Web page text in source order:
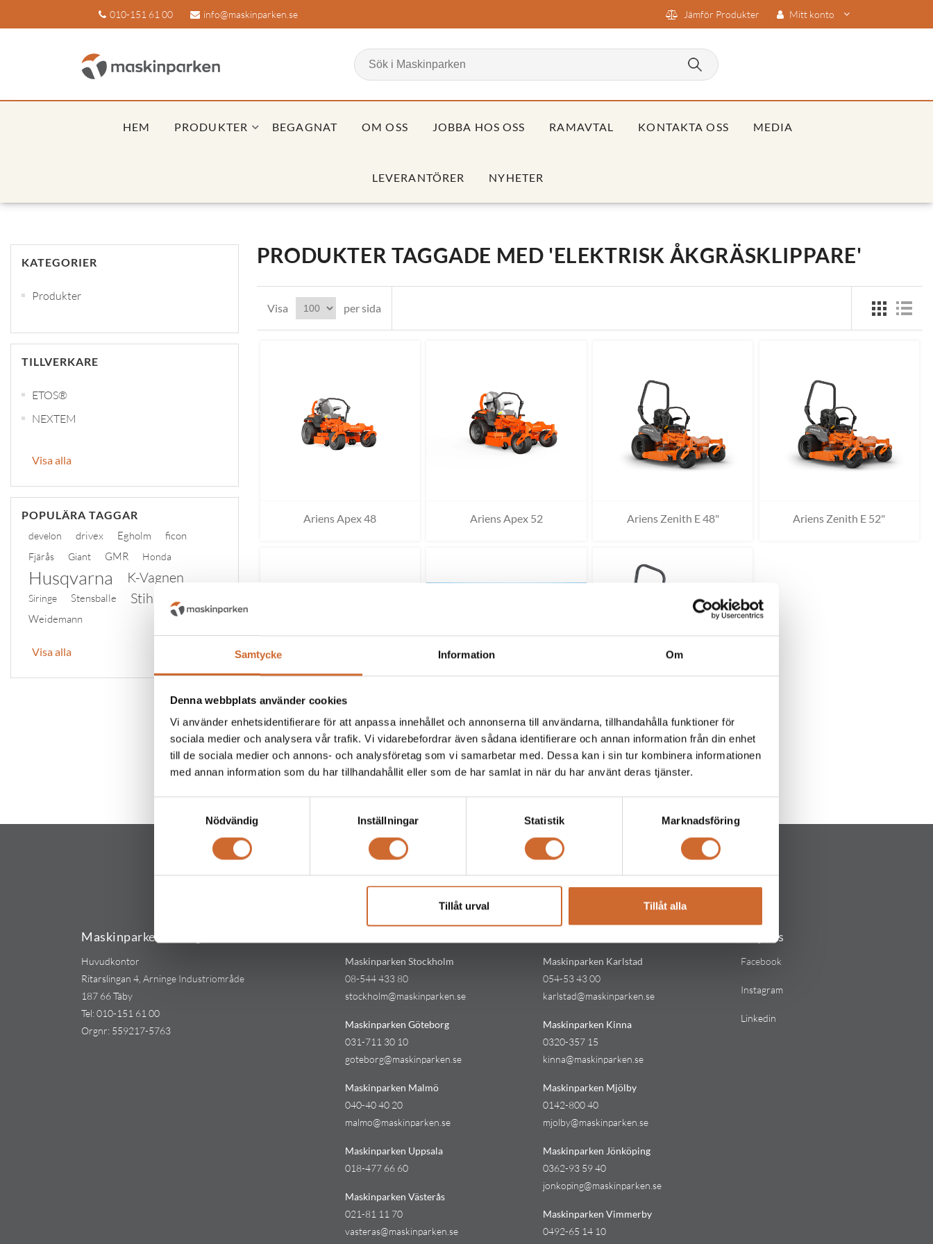
Samtycke Information Om
Denna webbplats använder cookies
Vi använder enhetsidentifierare för att anpassa innehållet och annonserna till användarna, tillhandahålla funktioner för
sociala medier och analysera vår trafik. Vi vidarebefordrar även sådana identifierare och annan information från din enhet
till de sociala medier och annons- och analysföretag som vi samarbetar med. Dessa kan i sin tur kombinera informationen
med annan information som du har tillhandahållit eller som de har samlat in när du har använt deras tjänster.
Nödvändig
Inställningar Statistik Marknadsföring
Tillåt urval Tillåt alla
010-151 61 00 info@maskinparken.se Jämför Produkter Mitt konto
HEM PRODUKTER BEGAGNAT OM OSS JOBBA HOS OSS RAMAVTAL KONTAKTA OSS MEDIA
LEVERANTÖRER NYHETER
KATEGORIER
Produkter
TILLVERKARE
ETOS®
NEXTEM
Visa alla
POPULÄRA TAGGAR
develon drivex Egholm ficon
Fjärås Giant GMR Honda
Husqvarna K-Vagnen
Siringe Stensballe Stihl
Weidemann
Visa alla
PRODUKTER TAGGADE MED 'ELEKTRISK ÅKGRÄSKLIPPARE'
Visa per sida
Ariens Apex 48 Ariens Apex 52 Ariens Zenith E 48" Ariens Zenith E 52"
Ariens Zenith E 60" MeanGreen EVO-74" ZTR MeanGreen Nemesis
Maskinparken Sverige AB
Huvudkontor
Ritarslingan 4, Arninge Industriområde
187 66 Täby
Tel:010-151 61 00
Orgnr: 559217-5763
Maskinparken Stockholm
08-544 433 80
stockholm@maskinparken.se
Maskinparken Göteborg
031-711 30 10
goteborg@maskinparken.se
Maskinparken Malmö
040-40 40 20
malmo@maskinparken.se
Maskinparken Uppsala
018-477 66 60
Maskinparken Västerås
021-81 11 70
vasteras@maskinparken.se
Maskinparken Karlstad
054-53 43 00
karlstad@maskinparken.se
Maskinparken Kinna
0320-357 15
kinna@maskinparken.se
Maskinparken Mjölby
0142-800 40
mjolby@maskinparken.se
Maskinparken Jönköping
0362-93 59 40
jonkoping@maskinparken.se
Maskinparken Vimmerby
0492-65 14 10
Följ oss
Facebook
Instagram
Linkedin